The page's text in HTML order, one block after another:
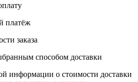
платёж
заказа
способом доставки
информации о стоимости доставки